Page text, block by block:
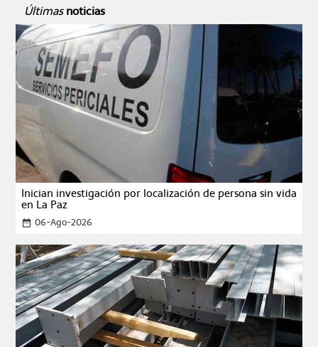
Últimas noticias
Inician investigación por localización de persona sin vida
en La Paz
date_range 06-Ago-2026